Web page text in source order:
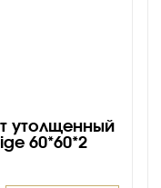
утолщенный
60*60*2